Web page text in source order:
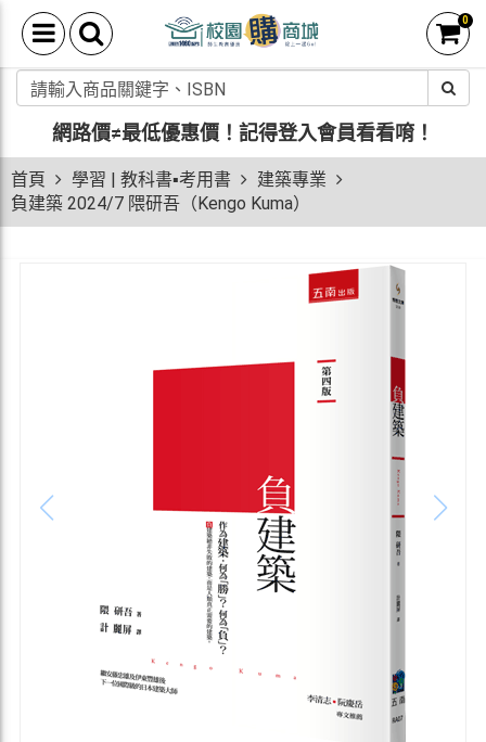
0
網路價≠最低優惠價！ 記得登入會員看看唷！
首頁 學習 | 教科書▪考用書
建築專業
負建築 2024/7 隈研吾（Kengo Kuma）